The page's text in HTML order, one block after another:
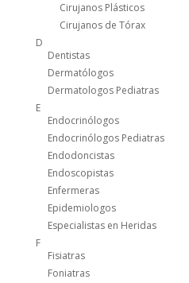
Cirujanos Plásticos
Cirujanos de Tórax
D
Dentistas
Dermatólogos
Dermatologos Pediatras
E
Endocrinólogos
Endocrinólogos Pediatras
Endodoncistas
Endoscopistas
Enfermeras
Epidemiologos
Especialistas en Heridas
F
Fisiatras
Foniatras